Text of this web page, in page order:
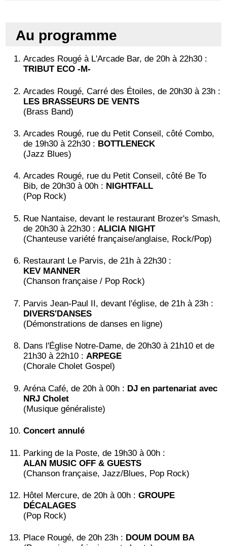
Au programme
Arcades Rougé à L'Arcade Bar, de 20h à 22h30 :
TRIBUT ECO -M-
Arcades Rougé, Carré des Étoiles, de 20h30 à 23h :
LES BRASSEURS DE VENTS
(Brass Band)
Arcades Rougé, rue du Petit Conseil, côté Combo,
de 19h30 à 22h30 : BOTTLENECK
(Jazz Blues)
Arcades Rougé, rue du Petit Conseil, côté Be To
Bib, de 20h30 à 00h : NIGHTFALL
(Pop Rock)
Rue Nantaise, devant le restaurant Brozer's Smash,
de 20h30 à 22h30 : ALICIA NIGHT
(Chanteuse variété française/anglaise, Rock/Pop)
Restaurant Le Parvis, de 21h à 22h30 :
KEV MANNER
(Chanson française / Pop Rock)
Parvis Jean-Paul II, devant l'église, de 21h à 23h :
DIVERS'DANSES
(Démonstrations de danses en ligne)
Dans l'Église Notre-Dame, de 20h30 à 21h10 et de
21h30 à 22h10 : ARPEGE
(Chorale Cholet Gospel)
Aréna Café, de 20h à 00h : DJ en partenariat avec
NRJ Cholet
(Musique généraliste)
Concert annulé
Parking de la Poste, de 19h30 à 00h :
ALAN MUSIC OFF & GUESTS
(Chanson française, Jazz/Blues, Pop Rock)
Hôtel Mercure, de 20h à 00h : GROUPE
DÉCALAGES
(Pop Rock)
Place Rougé, de 20h 23h : DOUM DOUM BA